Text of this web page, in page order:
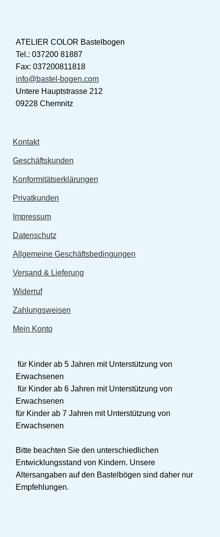
ATELIER COLOR Bastelbogen
Tel.: 037200 81887
Fax: 037200811818
info@bastel-bogen.com
Untere Hauptstrasse 212
09228 Chemnitz
Kontakt
Geschäftskunden
Konformitätserklärungen
Privatkunden
Impressum
Datenschutz
Allgemeine Geschäftsbedingungen
Versand & Lieferung
Widerruf
Zahlungsweisen
Mein Konto
für Kinder ab 5 Jahren mit Unterstützung von
Erwachsenen
für Kinder ab 6 Jahren mit Unterstützung von
Erwachsenen
für Kinder ab 7 Jahren mit Unterstützung von
Erwachsenen
Bitte beachten Sie den unterschiedlichen
Entwicklungsstand von Kindern. Unsere
Altersangaben auf den Bastelbögen sind daher nur
Empfehlungen.